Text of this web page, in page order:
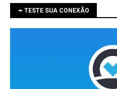
➛ TESTE SUA CONEXÃO